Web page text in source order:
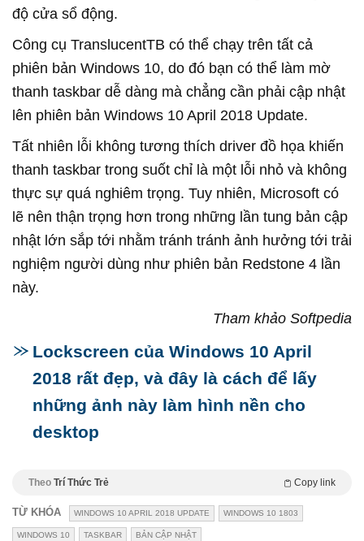
độ cửa sổ động.
Công cụ TranslucentTB có thể chạy trên tất cả
phiên bản Windows 10, do đó bạn có thể làm mờ
thanh taskbar dễ dàng mà chẳng cần phải cập nhật
lên phiên bản Windows 10 April 2018 Update.
Tất nhiên lỗi không tương thích driver đồ họa khiến
thanh taskbar trong suốt chỉ là một lỗi nhỏ và không
thực sự quá nghiêm trọng. Tuy nhiên, Microsoft có
lẽ nên thận trọng hơn trong những lần tung bản cập
nhật lớn sắp tới nhằm tránh tránh ảnh hưởng tới trải
nghiệm người dùng như phiên bản Redstone 4 lần
này.
Tham khảo Softpedia
Lockscreen của Windows 10 April
2018 rất đẹp, và đây là cách để lấy
những ảnh này làm hình nền cho
desktop
Theo Trí Thức Trẻ Copy link
TỪ KHÓA WINDOWS 10 APRIL 2018 UPDATE WINDOWS 10 1803
WINDOWS 10 TASKBAR BẢN CẬP NHẬT